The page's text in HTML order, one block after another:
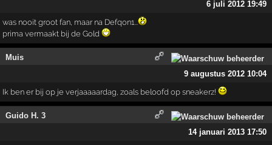
6 juli 2012 19:49
was nooit groot fan, maar na Defqon1...
prima vermaakt bij de Gold
Muis
9 augustus 2012 10:04
Ik ben er bij op je verjaaaaardag, zoals beloofd op sneakerz!
Guido H. 3
14 januari 2013 17:50